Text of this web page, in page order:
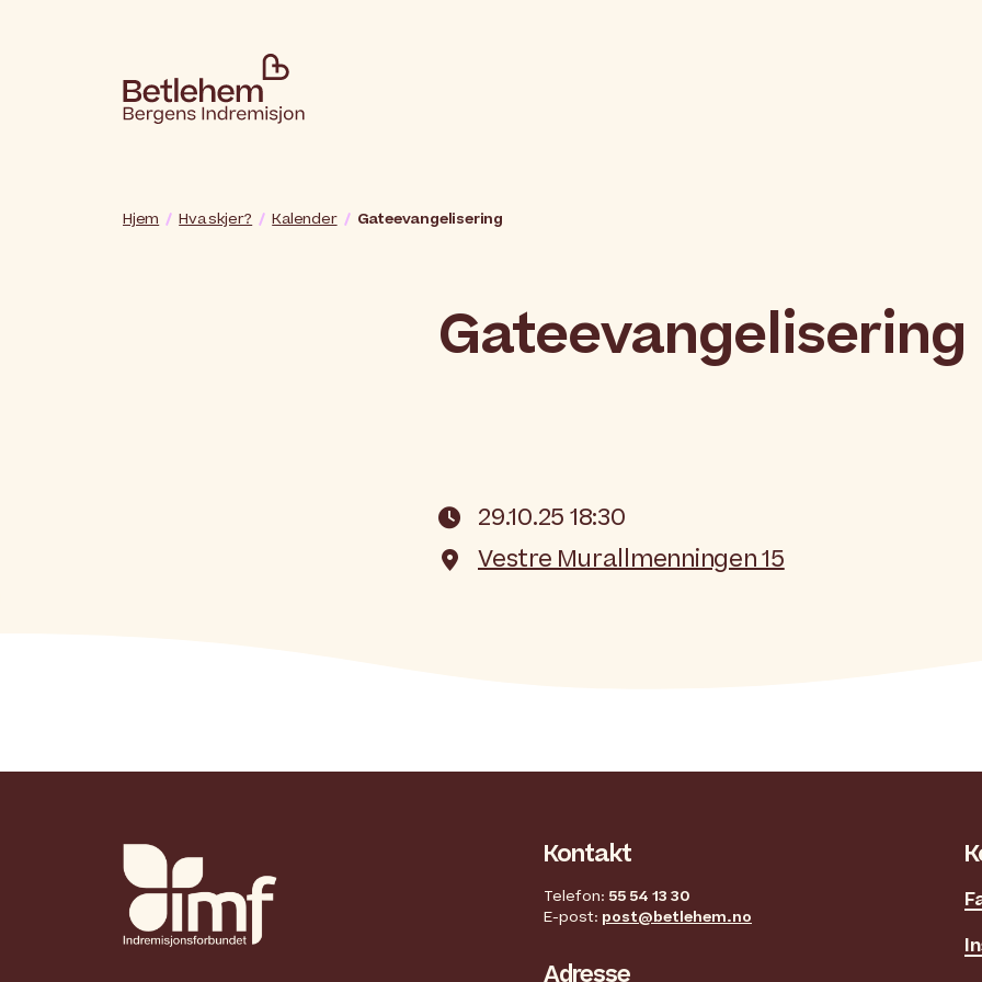
Hjem Hva skjer? Kalender Gateevangelisering
Gateevangelisering
 29.10.25 18:30
 Vestre Murallmenningen 15
Kontakt
Telefon: 55 54 13 30
E-post: post@betlehem.no
Adresse